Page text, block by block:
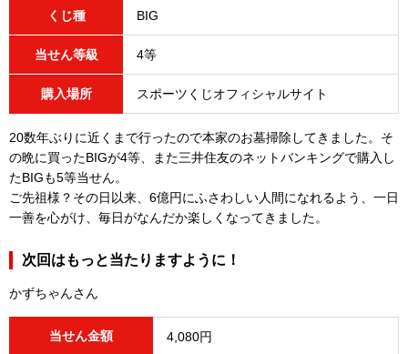
くじ種 BIG
当せん等級 4等
購入場所 スポーツくじオフィシャルサイト
20数年ぶりに近くまで行ったので本家のお墓掃除してきました。そ
の晩に買ったBIGが4等、また三井住友のネットバンキングで購入し
たBIGも5等当せん。
ご先祖様？その日以来、6億円にふさわしい人間になれるよう、一日
一善を心がけ、毎日がなんだか楽しくなってきました。
次回はもっと当たりますように！
かずちゃんさん
当せん金額 4,080円